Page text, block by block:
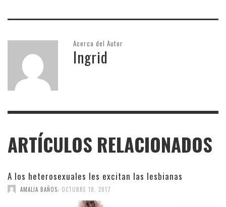
Acerca del Autor
Ingrid
ARTÍCULOS RELACIONADOS
A los heterosexuales les excitan las lesbianas
AMALIA BAÑOS OCTUBRE 18, 2017